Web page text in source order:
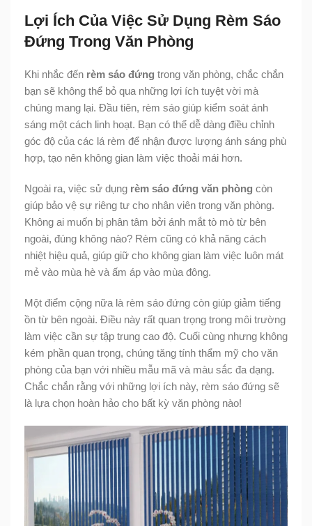
Lợi Ích Của Việc Sử Dụng Rèm Sáo
Đứng Trong Văn Phòng
Khi nhắc đến rèm sáo đứng trong văn phòng, chắc chắn
bạn sẽ không thể bỏ qua những lợi ích tuyệt vời mà
chúng mang lại. Đầu tiên, rèm sáo giúp kiểm soát ánh
sáng một cách linh hoạt. Bạn có thể dễ dàng điều chỉnh
góc độ của các lá rèm để nhận được lượng ánh sáng phù
hợp, tạo nên không gian làm việc thoải mái hơn.
Ngoài ra, việc sử dụng rèm sáo đứng văn phòng còn
giúp bảo vệ sự riêng tư cho nhân viên trong văn phòng.
Không ai muốn bị phân tâm bởi ánh mắt tò mò từ bên
ngoài, đúng không nào? Rèm cũng có khả năng cách
nhiệt hiệu quả, giúp giữ cho không gian làm việc luôn mát
mẻ vào mùa hè và ấm áp vào mùa đông.
Một điểm cộng nữa là rèm sáo đứng còn giúp giảm tiếng
ồn từ bên ngoài. Điều này rất quan trọng trong môi trường
làm việc cần sự tập trung cao độ. Cuối cùng nhưng không
kém phần quan trọng, chúng tăng tính thẩm mỹ cho văn
phòng của bạn với nhiều mẫu mã và màu sắc đa dạng.
Chắc chắn rằng với những lợi ích này, rèm sáo đứng sẽ
là lựa chọn hoàn hảo cho bất kỳ văn phòng nào!